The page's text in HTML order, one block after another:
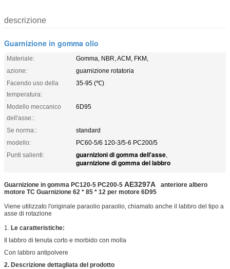
descrizione
Guarnizione in gomma olio
Materiale:
Gomma, NBR, ACM, FKM,
azione:
guarnizione rotatoria
Facendo uso della
temperatura:
35-95 (℃)
Modello meccanico
dell'asse::
6D95
Se norma::
standard
modello:
PC60-5/6 120-3/5-6 PC200/5
Punti salienti:
guarnizioni di gomma dell'asse,
guarnizione di gomma del labbro
Guarnizione in gomma PC120-5 PC200-5 AE3297A
anteriore albero
motore TC Guarnizione 62 * 85 * 12 per motore 6D95
Viene utilizzato l'originale paraolio paraolio, chiamato anche il labbro del tipo a
asse di rotazione
1. Le caratteristiche:
Il labbro di tenuta corto e morbido con molla
Con labbro antipolvere
2. Descrizione dettagliata del prodotto